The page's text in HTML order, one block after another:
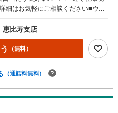
細はお気軽にご相談ください■ウォ
約束いたします■都心エリアに特化
良の不動産をご提案■住宅ローンシ
談会 毎日随時開催中■ウォールメイ
・住替え等について 分かりやすく
～
比寿支店
（無料）
（通話料無料）